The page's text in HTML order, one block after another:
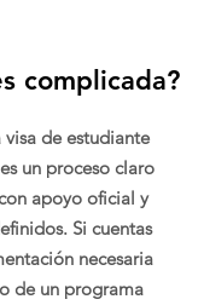
complicada?
de estudiante
un proceso claro
apoyo oficial y
Si cuentas
necesaria
de un programa